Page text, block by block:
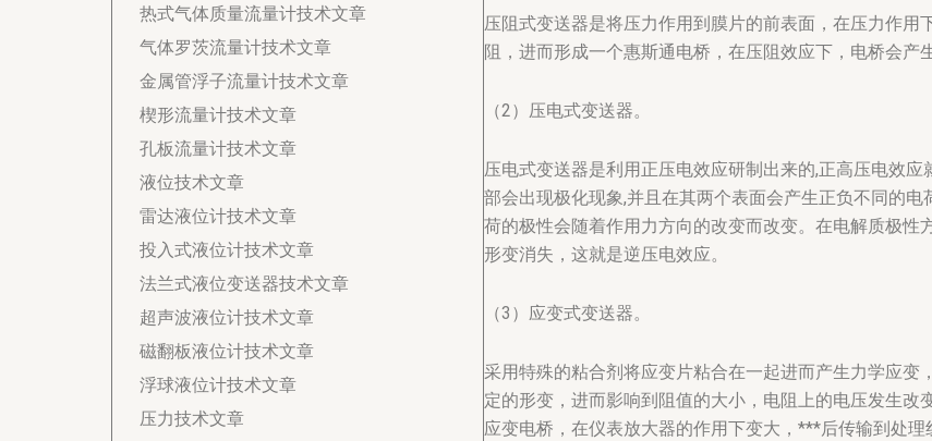
热式气体质量流量计技术文章
气体罗茨流量计技术文章
金属管浮子流量计技术文章
楔形流量计技术文章
孔板流量计技术文章
液位技术文章
雷达液位计技术文章
投入式液位计技术文章
法兰式液位变送器技术文章
超声波液位计技术文章
磁翻板液位计技术文章
浮球液位计技术文章
压力技术文章
压阻式变送器是将压力作用到膜片的前表面，在压力作
阻，进而形成一个惠斯通电桥，在压阻效应下，电桥会产
（2）压电式变送器。
压电式变送器是利用正压电效应研制出来的,正高压电效
部会出现极化现象,并且在其两个表面会产生正负不同的
荷的极性会随着作用力方向的改变而改变。在电解质极
形变消失，这就是逆压电效应。
（3）应变式变送器。
采用特殊的粘合剂将应变片粘合在一起进而产生力学应
定的形变，进而影响到阻值的大小，电阻上的电压发生
应变电桥，在仪表放大器的作用下变大，***后传输到处理